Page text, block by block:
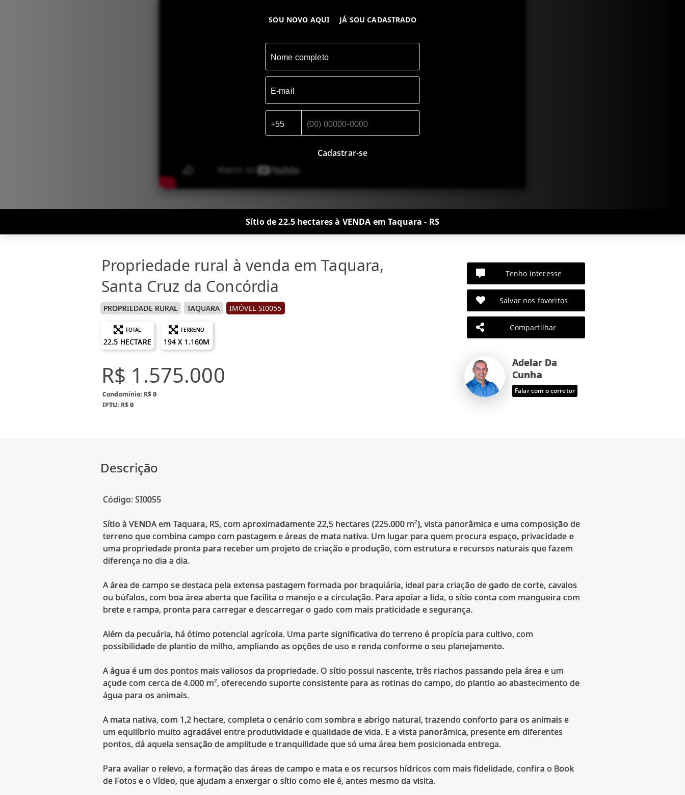
SOU NOVO AQUI JÁ SOU CADASTRADO
Cadastrar-se
Sítio de 22.5 hectares à VENDA em Taquara - RS
Propriedade rural à venda em Taquara,
Santa Cruz da Concórdia
PROPRIEDADE RURAL TAQUARA IMÓVEL SI0055
TOTAL
22.5 HECTARE
TERRENO
194 X 1.160M
R$ 1.575.000
Condomínio: R$ 0
IPTU: R$ 0
Tenho interesse
Salvar nos favoritos
Compartilhar
Adelar Da
Cunha
Falar com o corretor
Descrição
Código: SI0055
Sítio à VENDA em Taquara, RS, com aproximadamente 22,5 hectares (225.000 m²), vista panorâmica e uma composição de
terreno que combina campo com pastagem e áreas de mata nativa. Um lugar para quem procura espaço, privacidade e
uma propriedade pronta para receber um projeto de criação e produção, com estrutura e recursos naturais que fazem
diferença no dia a dia.
A área de campo se destaca pela extensa pastagem formada por braquiária, ideal para criação de gado de corte, cavalos
ou búfalos, com boa área aberta que facilita o manejo e a circulação. Para apoiar a lida, o sítio conta com mangueira com
brete e rampa, pronta para carregar e descarregar o gado com mais praticidade e segurança.
Além da pecuária, há ótimo potencial agrícola. Uma parte significativa do terreno é propícia para cultivo, com
possibilidade de plantio de milho, ampliando as opções de uso e renda conforme o seu planejamento.
A água é um dos pontos mais valiosos da propriedade. O sítio possui nascente, três riachos passando pela área e um
açude com cerca de 4.000 m², oferecendo suporte consistente para as rotinas do campo, do plantio ao abastecimento de
água para os animais.
A mata nativa, com 1,2 hectare, completa o cenário com sombra e abrigo natural, trazendo conforto para os animais e
um equilíbrio muito agradável entre produtividade e qualidade de vida. E a vista panorâmica, presente em diferentes
pontos, dá aquela sensação de amplitude e tranquilidade que só uma área bem posicionada entrega.
Para avaliar o relevo, a formação das áreas de campo e mata e os recursos hídricos com mais fidelidade, confira o Book
de Fotos e o Vídeo, que ajudam a enxergar o sítio como ele é, antes mesmo da visita.